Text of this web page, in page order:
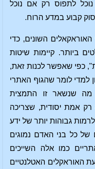
לתפוס רק אם נוכל
קבוע במדע הרוח.
השונים, כדי
ביותר. קיימות שיטות
כפי שאפשר לכנות זאת,
למדי לומר שהגוף האתרי
שנשאר זו התמצית
אמת יסודית, שצריכה
גבוהות יותר של ידע
של כל בני האדם נמוגים
כמו אלה השייכים
האוראקלים האטלנטיים